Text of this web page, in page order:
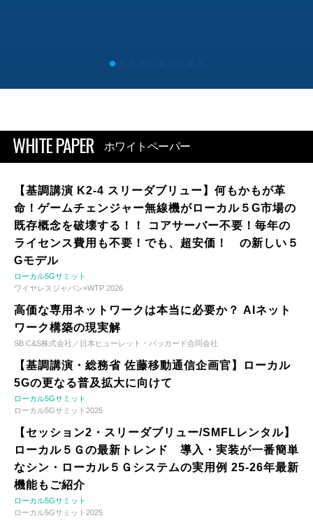
WHITE PAPER ホワイトペーパー
【基調講演 K2-4 スリーダブリュー】何もかもが革
命！ゲームチェンジャー無線機がローカル５G市場の
既存概念を破壊する！！ コアサーバー不要！毎年の
ライセンス費用も不要！でも、超安価！ の新しい５
Gモデル
ローカル5Gサミット
ワイヤレスジャパン×WTP 2026
高価な専用ネットワークは本当に必要か？ AIネット
ワーク構築の現実解
SB C&S株式会社／日本ヒューレット・パッカード合同会社
【基調講演・総務省 佐藤移動通信企画官】ローカル
5Gの更なる普及拡大に向けて
ローカル5Gサミット
ローカル5Gサミット2025
【セッション2・スリーダブリュー/SMFLレンタル】
ローカル５Ｇの最新トレンド 導入・実装が一番簡単
なシン・ローカル５Ｇシステムの実用例 25-26年最新
機能もご紹介
ローカル5Gサミット
ローカル5Gサミット2025